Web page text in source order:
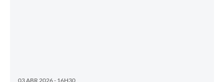
03 ABR 2026 - 16H30